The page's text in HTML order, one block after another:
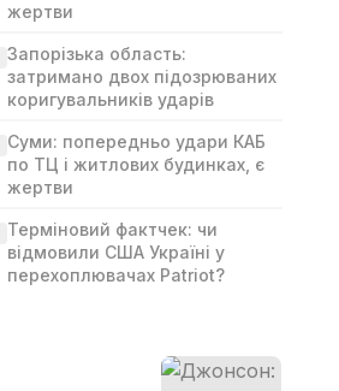
жертви
Запорізька область:
затримано двох підозрюваних
коригувальників ударів
Суми: попередньо удари КАБ
по ТЦ і житлових будинках, є
жертви
Терміновий фактчек: чи
відмовили США Україні у
перехоплювачах Patriot?